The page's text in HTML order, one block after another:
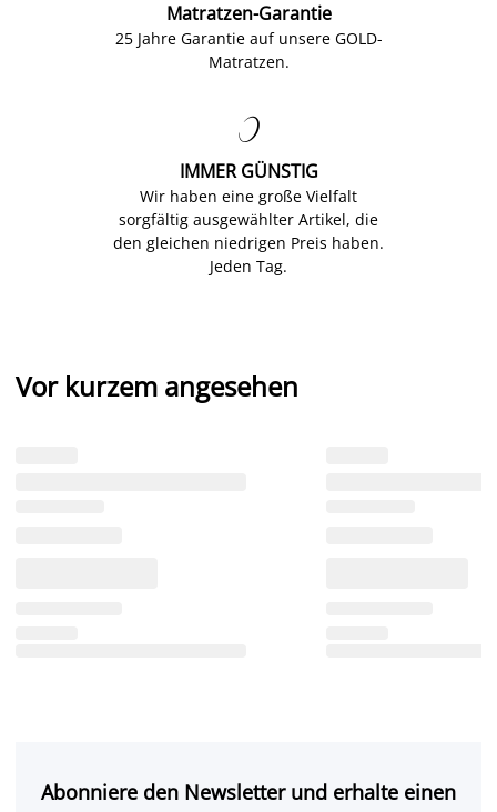
Matratzen-Garantie
25 Jahre Garantie auf unsere GOLD-
Matratzen.

IMMER GÜNSTIG
Wir haben eine große Vielfalt
sorgfältig ausgewählter Artikel, die
den gleichen niedrigen Preis haben.
Jeden Tag.
Vor kurzem angesehen
Abonniere den Newsletter und erhalte einen